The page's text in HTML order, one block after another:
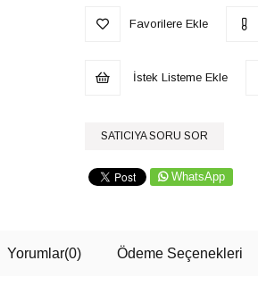
Favorilere Ekle
İstek Listeme Ekle
SATICIYA SORU SOR
WhatsApp
Yorumlar(0) Ödeme Seçenekleri